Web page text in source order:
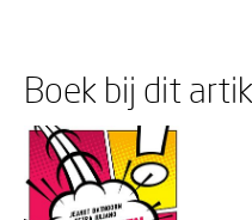
Boek bij dit